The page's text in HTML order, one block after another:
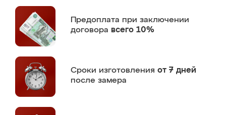
Предоплата при заключении
договора всего 10%
Сроки изготовления от 7 дней
после замера